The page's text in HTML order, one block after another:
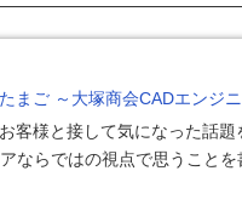
まご ～大塚商会CADエンジ
客様と接して気になった話題
ならではの視点で思うことを